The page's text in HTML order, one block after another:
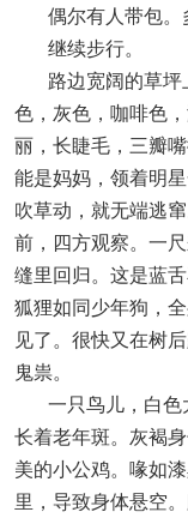
偶尔有人带包。
继续步行。
路边宽阔的草坪
色，灰色，咖啡色
丽，长睫毛，三瓣
能是妈妈，领着明
吹草动，就无端逃
前，四方观察。一
缝里回归。这是蓝
狐狸如同少年狗，
见了。很快又在树
鬼祟。
一只鸟儿，白色
长着老年斑。灰褐
美的小公鸡。喙如
里，导致身体悬空